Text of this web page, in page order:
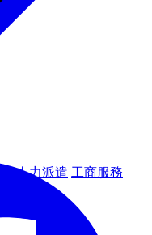
人力派遣 工商服務